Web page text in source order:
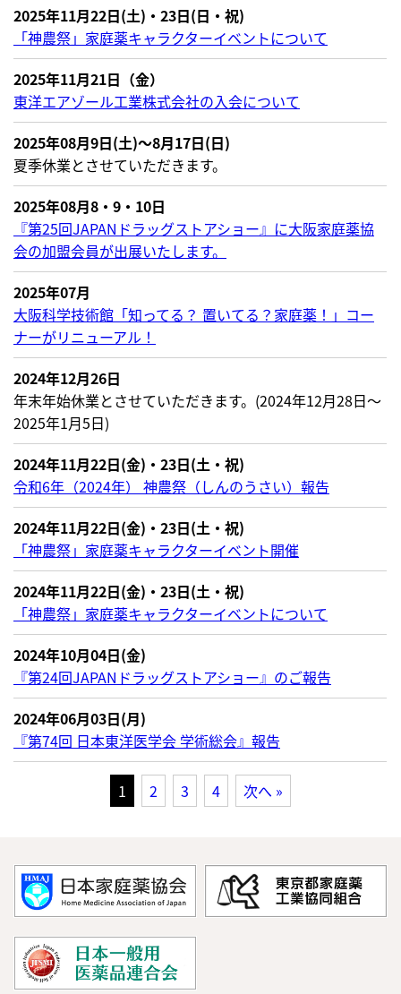
2025年11月22日(土)・23日(日・祝)
「神農祭」家庭薬キャラクターイベントについて
2025年11月21日（金）
東洋エアゾール工業株式会社の入会について
2025年08月9日(土)～8月17日(日)
夏季休業とさせていただきます。
2025年08月8・9・10日
『第25回JAPANドラッグストアショー』に大阪家庭薬協
会の加盟会員が出展いたします。
2025年07月
大阪科学技術館「知ってる？ 置いてる？家庭薬！」コー
ナーがリニューアル！
2024年12月26日
年末年始休業とさせていただきます。(2024年12月28日～
2025年1月5日)
2024年11月22日(金)・23日(土・祝)
令和6年（2024年） 神農祭（しんのうさい）報告
2024年11月22日(金)・23日(土・祝)
「神農祭」家庭薬キャラクターイベント開催
2024年11月22日(金)・23日(土・祝)
「神農祭」家庭薬キャラクターイベントについて
2024年10月04日(金)
『第24回JAPANドラッグストアショー』のご報告
2024年06月03日(月)
『第74回 日本東洋医学会 学術総会』報告
1 2 3 4 次へ »